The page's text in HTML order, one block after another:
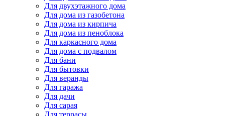
Для двухэтажного дома
Для дома из газобетона
Для дома из кирпича
Для дома из пеноблока
Для каркасного дома
Для дома с подвалом
Для бани
Для бытовки
Для веранды
Для гаража
Для дачи
Для сарая
Для террасы